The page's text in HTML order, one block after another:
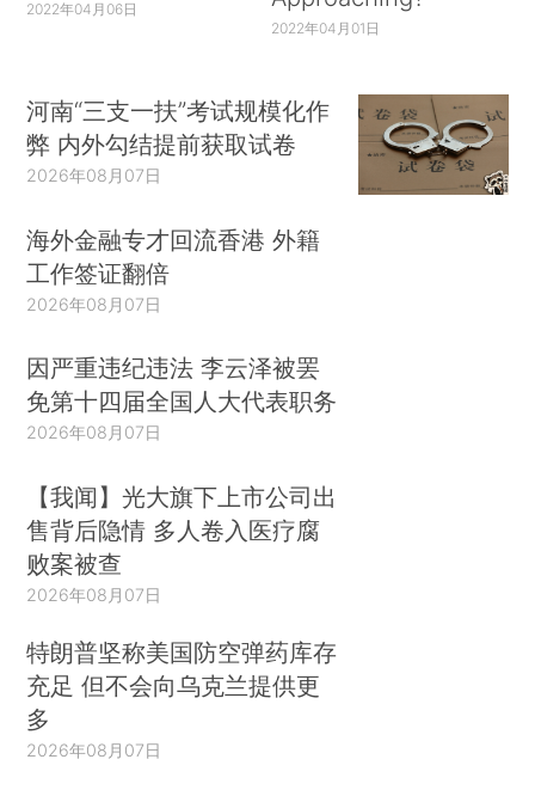
2022年04月06日
2022年04月01日
河南“三支一扶”考试规模化作
弊 内外勾结提前获取试卷
2026年08月07日
海外金融专才回流香港 外籍
工作签证翻倍
2026年08月07日
因严重违纪违法 李云泽被罢
免第十四届全国人大代表职务
2026年08月07日
【我闻】光大旗下上市公司出
售背后隐情 多人卷入医疗腐
败案被查
2026年08月07日
特朗普坚称美国防空弹药库存
充足 但不会向乌克兰提供更
多
2026年08月07日